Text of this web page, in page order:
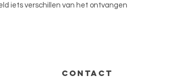
iets verschillen van het ontvangen
CONTACT